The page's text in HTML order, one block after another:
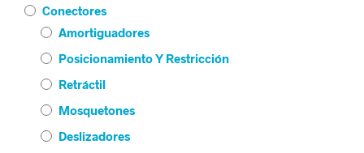
Conectores
Amortiguadores
Posicionamiento Y Restricción
Retráctil
Mosquetones
Deslizadores